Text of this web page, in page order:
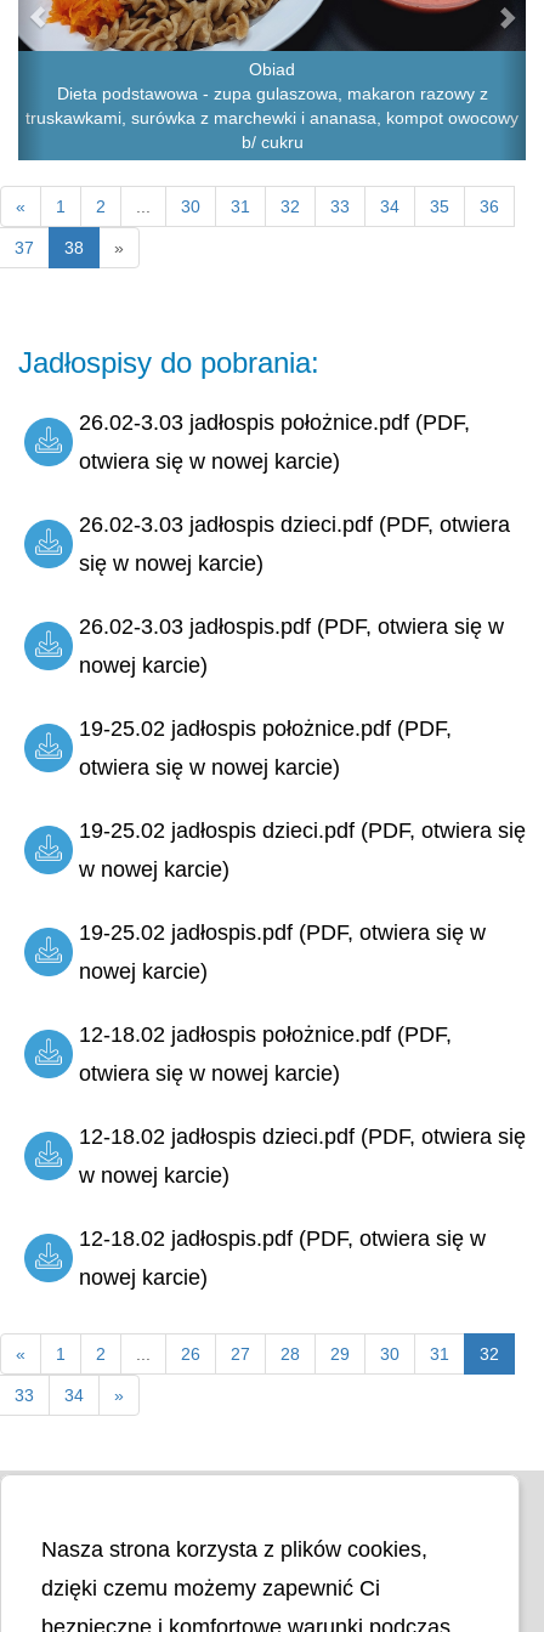
Obiad
Dieta podstawowa - zupa gulaszowa, makaron razowy z
truskawkami, surówka z marchewki i ananasa, kompot owocowy
b/ cukru
« 1 2 ... 30 31 32 33 34 35 36
37 38 »
Jadłospisy do pobrania:
26.02-3.03 jadłospis położnice.pdf (PDF,
otwiera się w nowej karcie)
26.02-3.03 jadłospis dzieci.pdf (PDF, otwiera
się w nowej karcie)
26.02-3.03 jadłospis.pdf (PDF, otwiera się w
nowej karcie)
19-25.02 jadłospis położnice.pdf (PDF,
otwiera się w nowej karcie)
19-25.02 jadłospis dzieci.pdf (PDF, otwiera się
w nowej karcie)
19-25.02 jadłospis.pdf (PDF, otwiera się w
nowej karcie)
12-18.02 jadłospis położnice.pdf (PDF,
otwiera się w nowej karcie)
12-18.02 jadłospis dzieci.pdf (PDF, otwiera się
w nowej karcie)
12-18.02 jadłospis.pdf (PDF, otwiera się w
nowej karcie)
« 1 2 ... 26 27 28 29 30 31 32
33 34 »
Nasza strona korzysta z plików cookies,
dzięki czemu możemy zapewnić Ci
bezpieczne i komfortowe warunki podczas